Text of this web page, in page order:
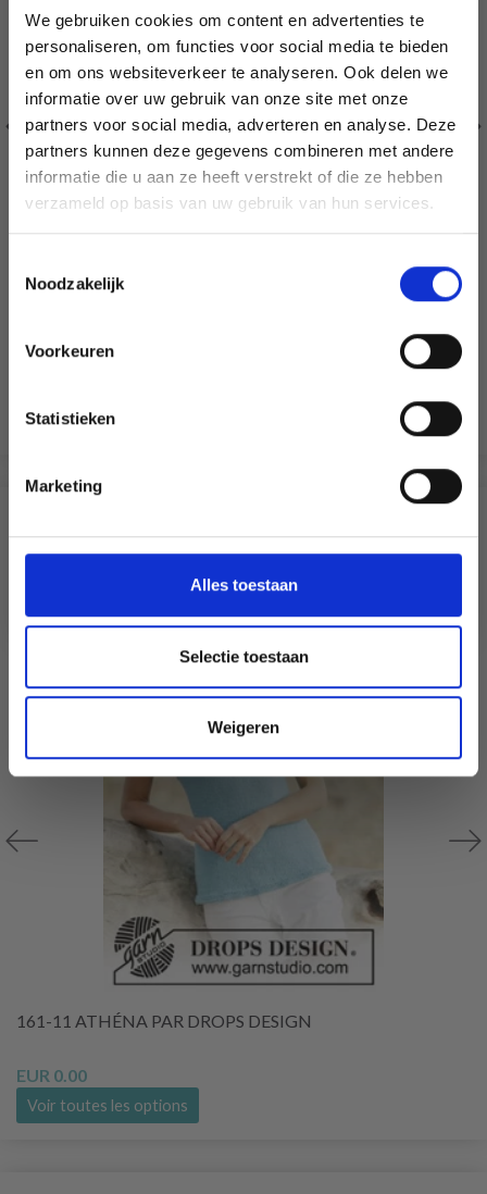
We gebruiken cookies om content en advertenties te
personaliseren, om functies voor social media te bieden
en om ons websiteverkeer te analyseren. Ook delen we
informatie over uw gebruik van onze site met onze
partners voor social media, adverteren en analyse. Deze
partners kunnen deze gegevens combineren met andere
informatie die u aan ze heeft verstrekt of die ze hebben
verzameld op basis van uw gebruik van hun services.
Noodzakelijk
Voorkeuren
Statistieken
Marketing
Alles toestaan
Selectie toestaan
Weigeren
DROPS NEPAL
EUR 2.50
Voir toutes les options
161-11 ATHÉNA PAR DROPS DESIGN
EUR 0.00
Voir toutes les options
Économisez jusqu'à 50 %
Soyez le premier à connaître nos soldes et
Wil je liever nieuws ontvangen over onze
Nederlands?